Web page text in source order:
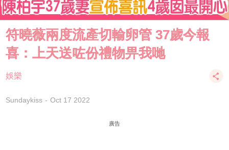
符曉薇兩度流產切輸卵管 37歲今報
喜：上天送咗份禮物畀我哋
娛樂
Sundaykiss Oct 17 2022
廣告